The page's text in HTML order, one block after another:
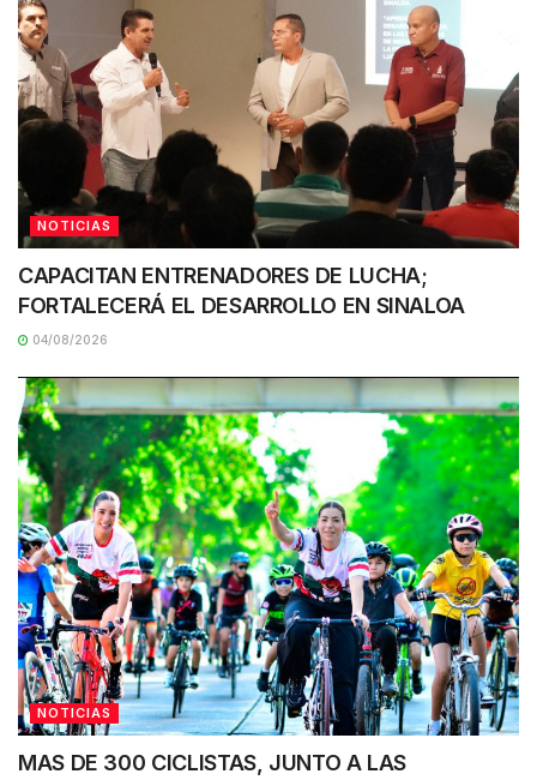
NOTICIAS
CAPACITAN ENTRENADORES DE LUCHA;
FORTALECERÁ EL DESARROLLO EN SINALOA
04/08/2026
NOTICIAS
MAS DE 300 CICLISTAS, JUNTO A LAS